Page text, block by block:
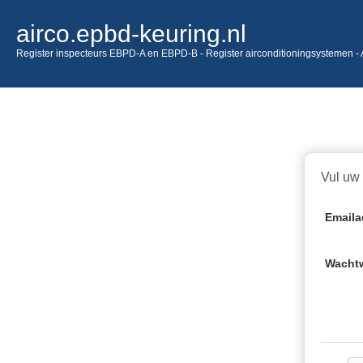
airco.epbd-keuring.nl
Register inspecteurs EBPD-A en EBPD-B - Register airconditioningsystemen
Vul uw